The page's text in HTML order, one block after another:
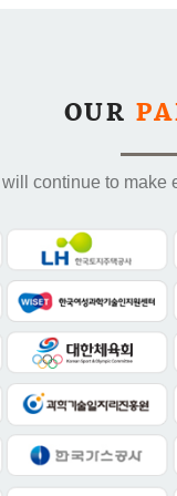
OUR
continue to make